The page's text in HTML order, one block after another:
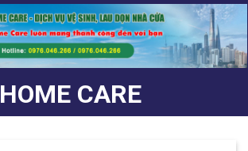
HOME CARE